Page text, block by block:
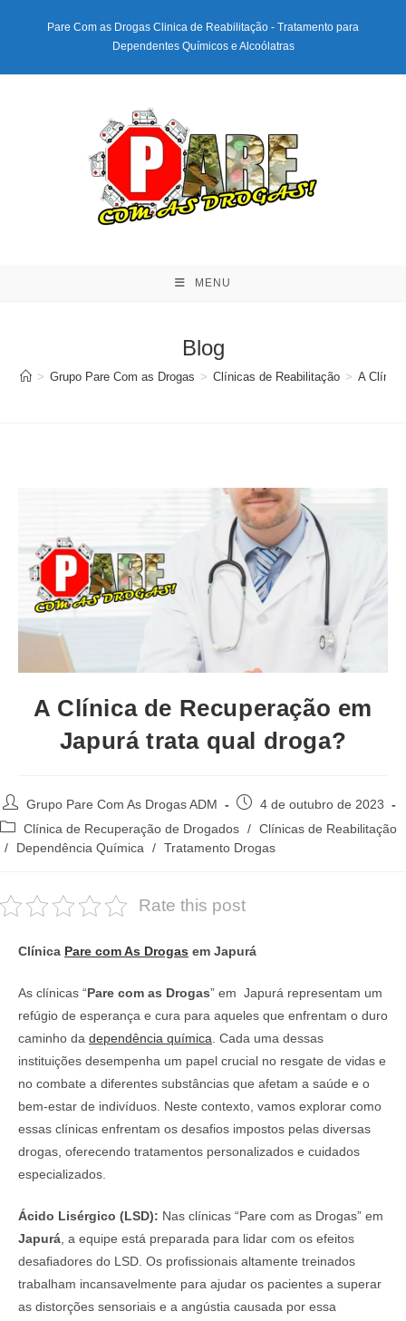
conteúdo
Pare Com as Drogas Clinica de Reabilitação - Tratamento para
Dependentes Químicos e Alcoólatras
MENU
Blog
> Grupo Pare Com as Drogas > Clínicas de Reabilitação > A
A Clínica de Recuperação em
Japurá trata qual droga?
Autor
do
post:
Grupo Pare Com As Drogas ADM
Post
publicado:
4 de outubro de 2023
Categoria
do
Clínica de Recuperação de Drogados / Clínicas de Reabilitação
/
Dependência Química / Tratamento Drogas
Rate this post
Clínica Pare com As Drogas em Japurá
As clínicas “Pare com as Drogas” em Japurá representam um
refúgio de esperança e cura para aqueles que enfrentam o duro
caminho da dependência química . Cada uma dessas
instituições desempenha um papel crucial no resgate de vidas e
no combate a diferentes substâncias que afetam a saúde e o
bem-estar de indivíduos. Neste contexto, vamos explorar como
essas clínicas enfrentam os desafios impostos pelas diversas
drogas, oferecendo tratamentos personalizados e cuidados
especializados.
Ácido Lisérgico (LSD): Nas clínicas “Pare com as Drogas” em
Japurá , a equipe está preparada para lidar com os efeitos
desafiadores do LSD. Os profissionais altamente treinados
trabalham incansavelmente para ajudar os pacientes a superar
as distorções sensoriais e a angústia causada por essa